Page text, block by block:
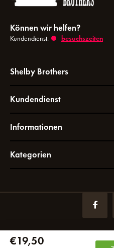
€19,50
Können wir helfen?
Kundendienst: besuchszeiten
Shelby Brothers
Kundendienst
Informationen
Kategorien
Register NR: 72049766